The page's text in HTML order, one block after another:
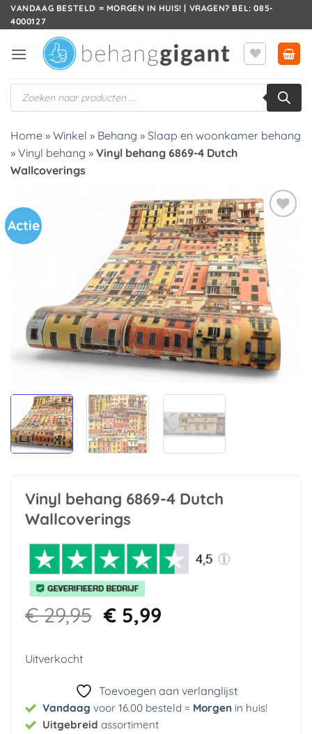
Ga
naar
VANDAAG BESTELD = MORGEN IN HUIS! | VRAGEN? BEL: 085-
4000127
Producten
zoeken
Home » Winkel » Behang » Slaap en woonkamer behang
» Vinyl behang » Vinyl behang 6869-4 Dutch
Wallcoverings
Actie
Toevoegen
aan
verlanglijst
Vinyl behang 6869-4 Dutch
Wallcoverings
€29,95 Oorspronkelijke
prijs
€5,99Huidige
Uitverkocht
Toevoegen aan verlanglijst
Vandaag voor 16.00 besteld = Morgen in huis!
Uitgebreid assortiment